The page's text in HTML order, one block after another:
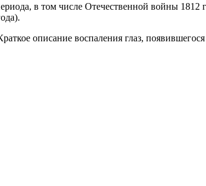
в том числе Отечественной войны
описание воспаления глаз,